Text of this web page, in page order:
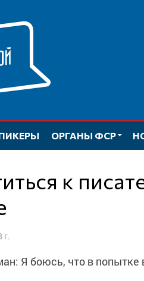
ОРГАНЫ ФСР
г.
Я боюсь, что в попытке